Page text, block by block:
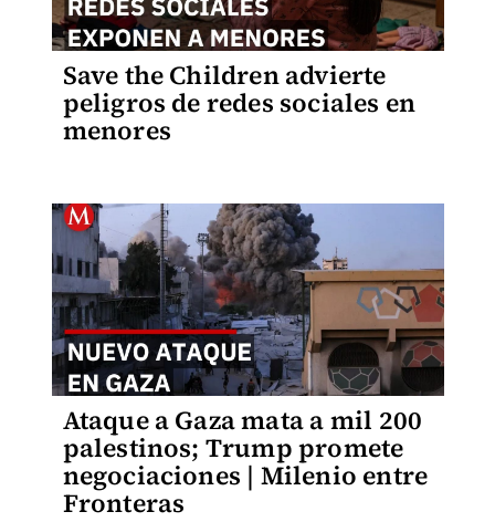
Save the Children advierte
peligros de redes sociales en
menores
Ataque a Gaza mata a mil 200
palestinos; Trump promete
negociaciones | Milenio entre
Fronteras